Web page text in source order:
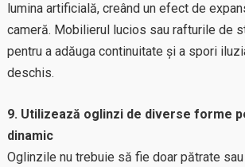
lumina artificială, creând un efect de
cameră. Mobilierul lucios sau rafturile de
pentru a adăuga continuitate și a spori
deschis.
9. Utilizează oglinzi de diverse forme
dinamic
Oglinzile nu trebuie să fie doar pătrate